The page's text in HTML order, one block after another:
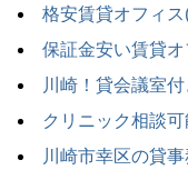
格安賃貸オフィ
保証金安い賃貸
川崎！貸会議室
クリニック相談
川崎市幸区の貸